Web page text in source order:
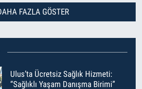
FAZLA GÖSTER
Ulus’ta Ücretsiz Sağlık Hizmeti:
“Sağlıklı Yaşam Danışma Birimi”